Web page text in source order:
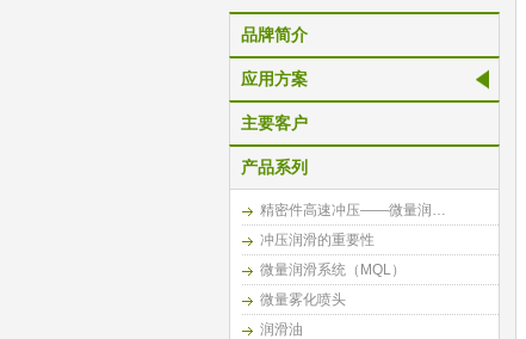
品牌简介
应用方案
主要客户
产品系列
精密件高速冲压——微量润…
冲压润滑的重要性
微量润滑系统（MQL）
微量雾化喷头
润滑油